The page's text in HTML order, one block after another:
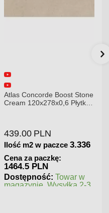
Atlas Concorde Brave
Gypsum 75x75 Płytka
180.00 PLN
Ilość m2 w paczce 1.125
Cena za paczkę:
202.5 PLN
Dostępność: Towar w
magazynie. Wysyłka 2-3